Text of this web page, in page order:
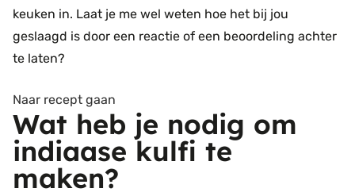
keuken in. Laat je me wel weten hoe het bij jou
geslaagd is door een reactie of een beoordeling achter
te laten?
Naar recept gaan
Wat heb je nodig om
indiaase kulfi te
maken?